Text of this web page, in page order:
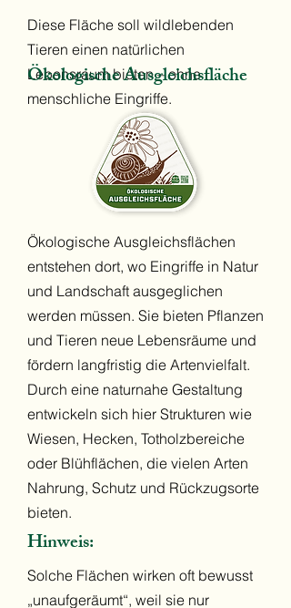
Diese Fläche soll wildlebenden
Tieren einen natürlichen
Lebensraum bieten – ohne
menschliche Eingriffe.
Ökologische Ausgleichsfläche
Ökologische Ausgleichsflächen
entstehen dort, wo Eingriffe in Natur
und Landschaft ausgeglichen
werden müssen. Sie bieten Pflanzen
und Tieren neue Lebensräume und
fördern langfristig die Artenvielfalt.
Durch eine naturnahe Gestaltung
entwickeln sich hier Strukturen wie
Wiesen, Hecken, Totholzbereiche
oder Blühflächen, die vielen Arten
Nahrung, Schutz und Rückzugsorte
bieten.
Hinweis:
Solche Flächen wirken oft bewusst
„unaufgeräumt“, weil sie nur